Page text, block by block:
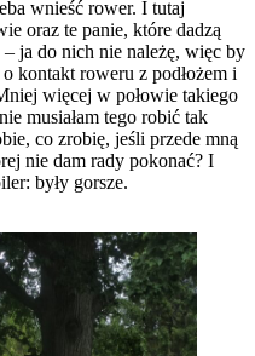
wnieść rower. I tutaj
oraz te panie, które dadzą
– ja do nich nie należę, więc by
kontakt roweru z podłożem i
więcej w połowie takiego
musiałam tego robić tak
co zrobię, jeśli przede mną
nie dam rady pokonać? I
były gorsze.